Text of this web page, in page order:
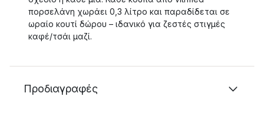
πορσελάνη χωράει 0,3 λίτρο και παραδίδεται σε
ωραίο κουτί δώρου – ιδανικό για ζεστές στιγμές
καφέ/τσάι μαζί.
Προδιαγραφές